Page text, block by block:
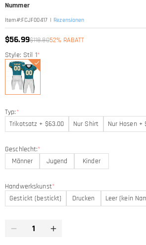
Nummer
Item#:FCJF00417 | Rezensionen
$56.99$118.8052% RABATT
Style: Stil 1*
Typ:*
Trikotsatz + $63.00
Nur Shirt Nur Hosen +
Geschlecht:*
Männer
Jugend Kinder
Handwerkskunst*
Gestickt (bestickt)
Drucken Leer (kein